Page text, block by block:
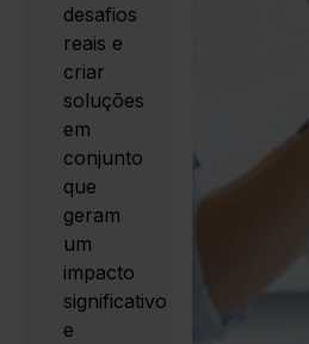
desafios
reais e
criar
soluções
em
conjunto
que
geram
um
impacto
significativo
e